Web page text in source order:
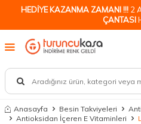
HEDİYE KAZANMA ZAMANI !!! 2
ÇANTASI
Anasayfa Besin Takviyeleri
Antioksidan İçeren E Vitaminleri